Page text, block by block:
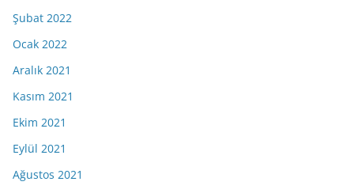
Şubat 2022
Ocak 2022
Aralık 2021
Kasım 2021
Ekim 2021
Eylül 2021
Ağustos 2021